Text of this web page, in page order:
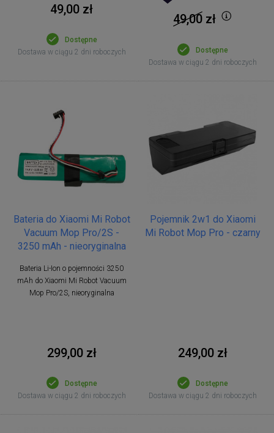
49,00 zł
Dostępne
Dostawa w ciągu 2 dni roboczych
49,00 zł
Dostępne
Dostawa w ciągu 2 dni roboczych
Bateria do Xiaomi Mi Robot
Vacuum Mop Pro/2S -
3250 mAh - nieoryginalna
Bateria Li-Ion o pojemności 3250
mAh do Xiaomi Mi Robot Vacuum
Mop Pro/2S, nieoryginalna
299,00 zł
Dostępne
Dostawa w ciągu 2 dni roboczych
Pojemnik 2w1 do Xiaomi
Mi Robot Mop Pro - czarny
249,00 zł
Dostępne
Dostawa w ciągu 2 dni roboczych